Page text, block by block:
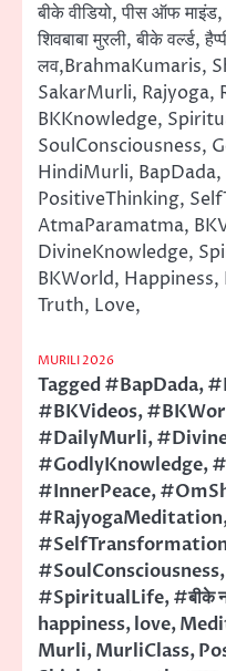
बीके वीडियो, पीस ऑफ
शिवबाबा मुरली, बीके वर्ल्ड,
लव,BrahmaKumaris,
SakarMurli, Rajyoga,
BKKnowledge,
SoulConsciousness,
HindiMurli,
PositiveThinking,
AtmaParamatma,
DivineKnowledge,
BKWorld,
Truth, Love,
MURILI 2026
Tagged#BapDada,
#BKVideos,
#DailyMurli,
#GodlyKnowledge,
#InnerPeace,
#RajyogaMeditation
#SelfTransformation
#SoulConsciousness,
#SpiritualLife,#बीके
happiness,love,
Murli,MurliClass,